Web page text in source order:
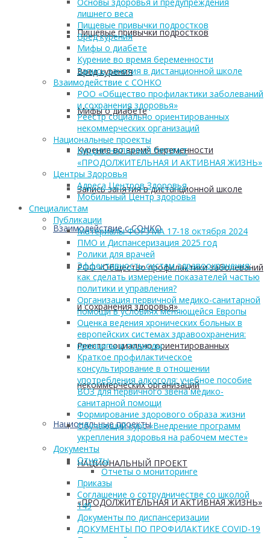
Пищевые привычки подростков
Вред курения
Мифы о диабете
Курение во время беременности
Запись занятия в дистанционной школе
Взаимодействие с СОНКО
РОО «Общество профилактики заболеваний
и сохранения здоровья»
Реестр социально ориентированных
некоммерческих организаций
Национальные проекты
НАЦИОНАЛЬНЫЙ ПРОЕКТ
«ПРОДОЛЖИТЕЛЬНАЯ И АКТИВНАЯ ЖИЗНЬ»
лишнего веса
Пищевые привычки подростков
Вред курения
Мифы о диабете
Курение во время беременности
Запись занятия в дистанционной школе
Взаимодействие с СОНКО
РОО «Общество профилактики заболеваний
и сохранения здоровья»
Реестр социально ориентированных
некоммерческих организаций
Национальные проекты
НАЦИОНАЛЬНЫЙ ПРОЕКТ
«ПРОДОЛЖИТЕЛЬНАЯ И АКТИВНАЯ ЖИЗНЬ»
Центры Здоровья
Адреса Центров Здоровья
Мобильный Центр здоровья
Cпециалистам
Публикации
Материалы ФОРУМА 17-18 октября 2024
ПМО и Диспансеризация 2025 год
Ролики для врачей
Эффективность систем здравоохранения:
как сделать измерение показателей частью
политики и управления?
Организация первичной медико-санитарной
помощи в условиях меняющейся Европы
Оценка ведения хронических больных в
европейских системах здравоохранения:
принципы и подходы
Краткое профилактическое
консультирование в отношении
употребления алкоголя: учебное пособие
ВОЗ для первичного звена медико-
санитарной помощи
Формирование здорового образа жизни
Обучающий курс «Внедрение программ
укрепления здоровья на рабочем месте»
Документы
Отчеты
Отчеты о мониторинге
Приказы
Соглашение о сотрудничестве со школой
149
Документы по диспансеризации
ДОКУМЕНТЫ ПО ПРОФИЛАКТИКЕ COVID-19